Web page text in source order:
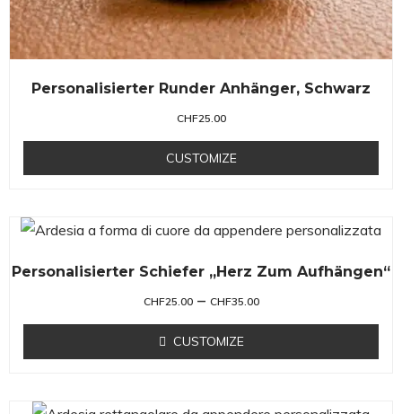
Personalisierter Runder Anhänger, Schwarz
CHF25.00
CUSTOMIZE
Personalisierter Schiefer „Herz Zum Aufhängen“
CHF25.00 – CHF35.00
CUSTOMIZE